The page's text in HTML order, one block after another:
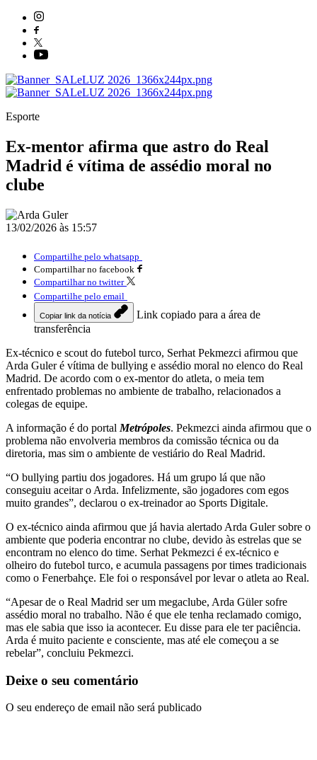
Esporte
Ex-mentor afirma que astro do Real
Madrid é vítima de assédio moral no
clube
13/02/2026 às 15:57
Compartilhe pelo whatsapp
Compartilhar no facebook
Compartilhar no twitter
Compartilhe pelo email
Copiar link da notícia
Link copiado para a área de
transferência
Ex-técnico e scout do futebol turco, Serhat Pekmezci afirmou que
Arda Guler é vítima de bullying e assédio moral no elenco do Real
Madrid. De acordo com o ex-mentor do atleta, o meia tem
enfrentado problemas no ambiente de trabalho, relacionados a
colegas de equipe.
A informação é do portal Metrópoles. Pekmezci ainda afirmou que o
problema não envolveria membros da comissão técnica ou da
diretoria, mas sim o ambiente de vestiário do Real Madrid.
“O bullying partiu dos jogadores. Há um grupo lá que não
conseguiu aceitar o Arda. Infelizmente, são jogadores com egos
muito grandes”, declarou o ex-treinador ao Sports Digitale.
O ex-técnico ainda afirmou que já havia alertado Arda Guler sobre o
ambiente que poderia encontrar no clube, devido às estrelas que se
encontram no elenco do time. Serhat Pekmezci é ex-técnico e
olheiro do futebol turco, e acumula passagens por times tradicionais
como o Fenerbahçe. Ele foi o responsável por levar o atleta ao Real.
“Apesar de o Real Madrid ser um megaclube, Arda Güler sofre
assédio moral no trabalho. Não é que ele tenha reclamado comigo,
mas ele sabia que isso ia acontecer. Eu disse para ele ter paciência.
Arda é muito paciente e consciente, mas até ele começou a se
rebelar”, concluiu Pekmezci.
Deixe o seu comentário
O seu endereço de email não será publicado